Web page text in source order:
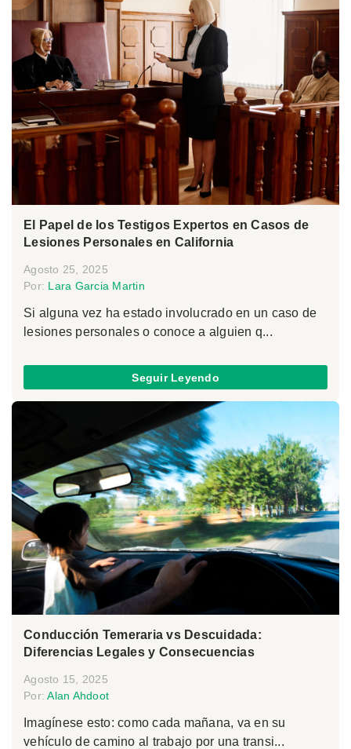
El Papel de los Testigos Expertos en Casos de
Lesiones Personales en California
Agosto 25, 2025
Por: Lara Garcia Martin
Si alguna vez ha estado involucrado en un caso de
lesiones personales o conoce a alguien q...
Seguir Leyendo
Conducción Temeraria vs Descuidada:
Diferencias Legales y Consecuencias
Agosto 15, 2025
Por:Alan Ahdoot
Imagínese esto: como cada mañana, va en su
vehículo de camino al trabajo por una transi...